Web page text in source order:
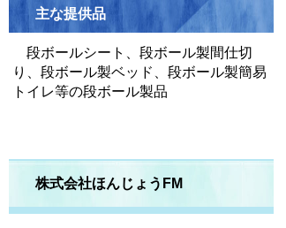
主な提供品
段ボールシート、段ボール製間仕切
り、段ボール製ベッド、段ボール製簡易
トイレ等の段ボール製品
株式会社ほんじょうFM